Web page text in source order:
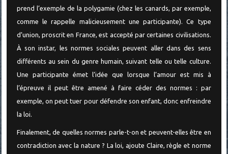
prend l’exemple de la polygamie (chez les canards, par exemple,
comme le rappelle malicieusement une participante). Ce type
d’union, proscrit en France, est accepté par certaines civilisations.
À son instar, les normes sociales peuvent aller dans des sens
différents au sein du genre humain, suivant telle ou telle culture.
Une participante émet l’idée que lorsque l’amour est mis à
l’épreuve il peut être amené à faire céder des normes : par
exemple, on peut tuer pour défendre son enfant, donc enfreindre
la loi.
Finalement, de quelles normes parle-t-on et peuvent-elles être en
contradiction avec la nature ? La loi, ajoute Claire, règle et norme